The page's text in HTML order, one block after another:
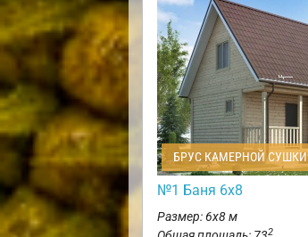
БРУС КАМЕРНОЙ СУШКИ
№1 Баня 6х8
Размер: 6х8 м
2